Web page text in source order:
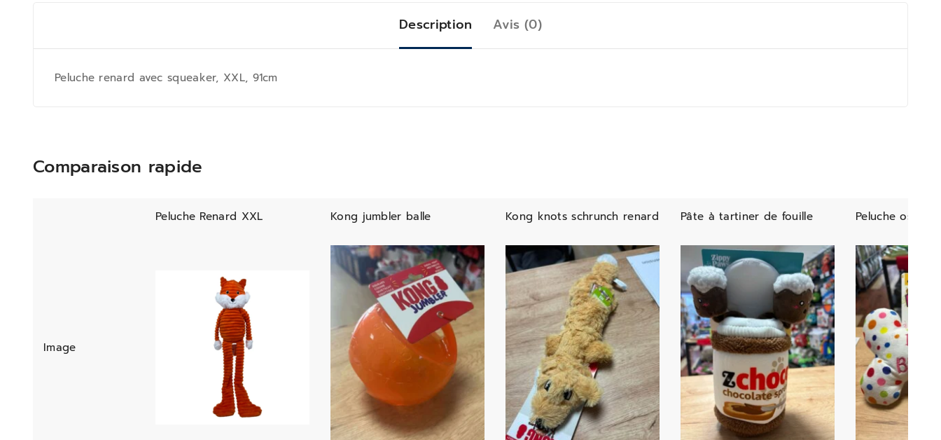
Description Avis (0)
Peluche renard avec squeaker, XXL, 91cm
Comparaison rapide
Peluche Renard XXL Kong jumbler balle Kong knots schrunch renard Pâte à tartiner de fouille Peluche os my
Image